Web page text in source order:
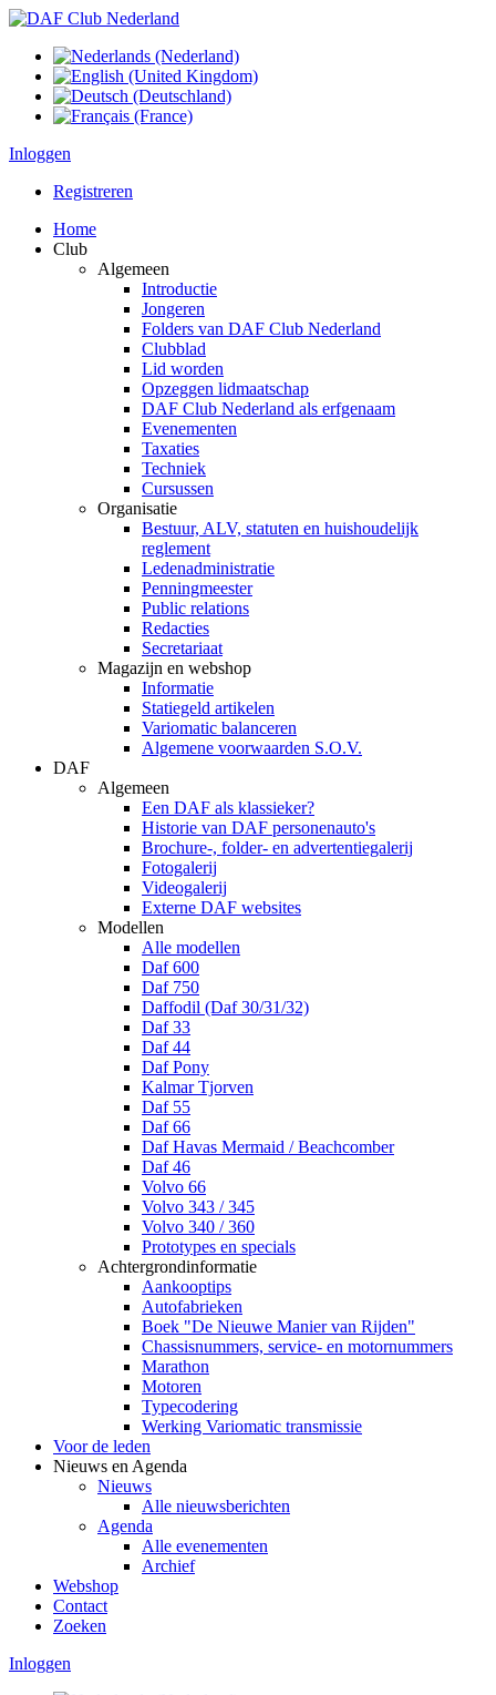
Inloggen
Registreren
Home
Club
Algemeen
Introductie
Jongeren
Folders van DAF Club Nederland
Clubblad
Lid worden
Opzeggen lidmaatschap
DAF Club Nederland als erfgenaam
Evenementen
Taxaties
Techniek
Cursussen
Organisatie
Bestuur, ALV, statuten en huishoudelijk
reglement
Ledenadministratie
Penningmeester
Public relations
Redacties
Secretariaat
Magazijn en webshop
Informatie
Statiegeld artikelen
Variomatic balanceren
Algemene voorwaarden S.O.V.
DAF
Algemeen
Een DAF als klassieker?
Historie van DAF personenauto's
Brochure-, folder- en advertentiegalerij
Fotogalerij
Videogalerij
Externe DAF websites
Modellen
Alle modellen
Daf 600
Daf 750
Daffodil (Daf 30/31/32)
Daf 33
Daf 44
Daf Pony
Kalmar Tjorven
Daf 55
Daf 66
Daf Havas Mermaid / Beachcomber
Daf 46
Volvo 66
Volvo 343 / 345
Volvo 340 / 360
Prototypes en specials
Achtergrondinformatie
Aankooptips
Autofabrieken
Boek "De Nieuwe Manier van Rijden"
Chassisnummers, service- en motornummers
Marathon
Motoren
Typecodering
Werking Variomatic transmissie
Voor de leden
Nieuws en Agenda
Nieuws
Alle nieuwsberichten
Agenda
Alle evenementen
Archief
Webshop
Contact
Zoeken
Inloggen